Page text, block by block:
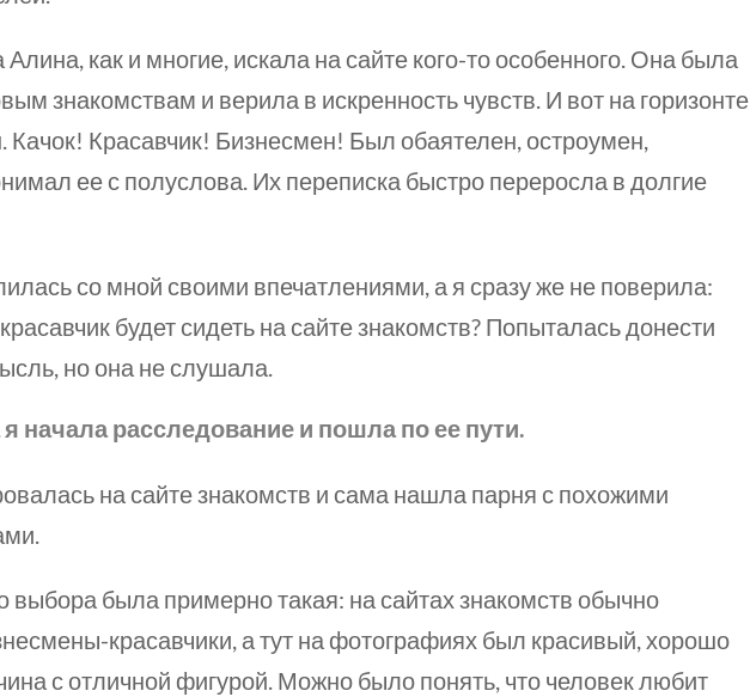
как и многие, искала на сайте кого-то особенного. Она была
знакомствам и верила в искренность чувств. И вот на горизонте
Качок! Красавчик! Бизнесмен! Был обаятелен, остроумен,
ее с полуслова. Их переписка быстро переросла в долгие
со мной своими впечатлениями, а я сразу же не поверила:
красавчик будет сидеть на сайте знакомств? Попыталась донести
но она не слушала.
я начала расследование и пошла по ее пути.
на сайте знакомств и сама нашла парня с похожими
выбора была примерно такая: на сайтах знакомств обычно
красавчики, а тут на фотографиях был красивый, хорошо
с отличной фигурой. Можно было понять, что человек любит